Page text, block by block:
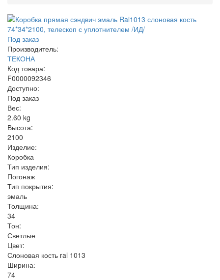
Под заказ
Производитель:
ТЕКОНА
Код товара:
F0000092346
Доступно:
Под заказ
Вес:
2.60 kg
Высота:
2100
Изделие:
Коробка
Тип изделия:
Погонаж
Тип покрытия:
эмаль
Толщина:
34
Тон:
Светлые
Цвет:
Слоновая кость ral 1013
Ширина:
74